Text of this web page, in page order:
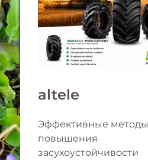
altele
Эффективные методы
повышения
засухоустойчивости